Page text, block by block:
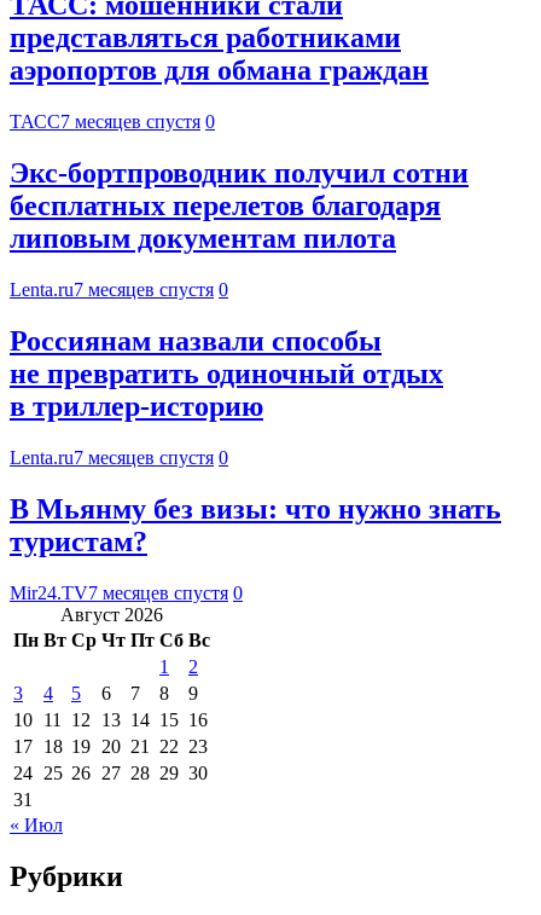
представляться работниками
аэропортов для обмана граждан
ТАСС7 месяцев спустя 0
Экс-бортпроводник получил сотни
бесплатных перелетов благодаря
липовым документам пилота
Lenta.ru7 месяцев спустя 0
Россиянам назвали способы
не превратить одиночный отдых
в триллер-историю
Lenta.ru7 месяцев спустя 0
В Мьянму без визы: что нужно знать
туристам?
Mir24.TV7 месяцев спустя 0
Август 2026
Пн Вт Ср Чт Пт Сб Вс
1
2
3
4 5 6 7 8
9
10 11 12 13 14 15 16
17 18 19 20 21 22 23
24 25 26 27 28 29 30
31
« Июл
Рубрики